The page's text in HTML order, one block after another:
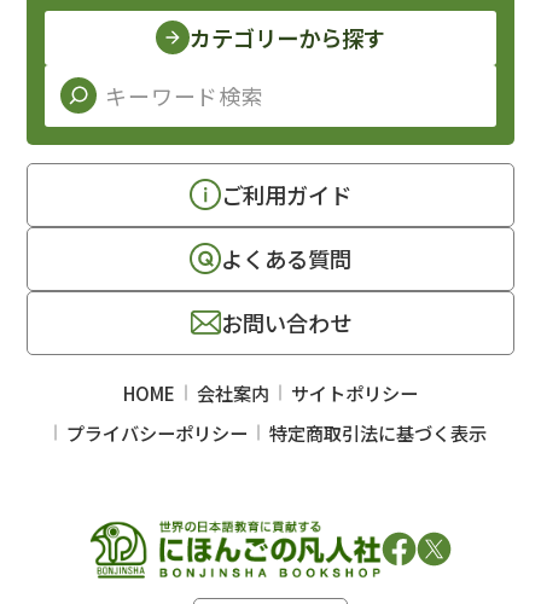
カテゴリーから探す
ご利用ガイド
よくある質問
お問い合わせ
HOME 会社案内
サイトポリシー
プライバシーポリシー
特定商取引法に基づく表示